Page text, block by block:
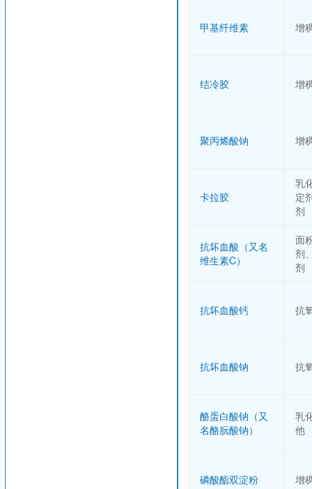
甲基纤维素 增
结冷胶 增
聚丙烯酸钠 增
卡拉胶
乳
定
剂
抗坏血酸（又名
维生素C）
面
剂
剂
抗坏血酸钙 抗
抗坏血酸钠 抗
酪蛋白酸钠（又
名酪朊酸钠）
乳
他
磷酸酯双淀粉 增